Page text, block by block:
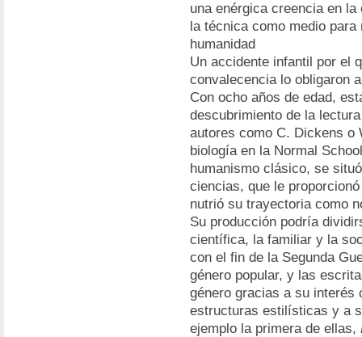
una enérgica creencia en
la técnica como medio
humanidad
Un accidente infantil por el
convalecencia lo obligaron
Con ocho años de edad,
descubrimiento de la
autores como C. Dickens o
biología en la Normal
humanismo clásico, se
ciencias, que le
nutrió su trayectoria como
Su producción podría
científica, la familiar y la
con el fin de la Segunda
género popular, y las
género gracias a su
estructuras estilísticas y a
ejemplo la primera de ellas,